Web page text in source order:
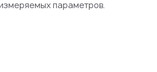
параметров.